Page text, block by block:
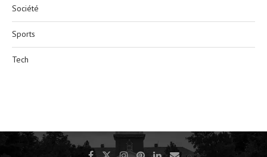
Société
Sports
Tech